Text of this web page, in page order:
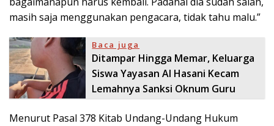
masih saja menggunakan pengacara, tidak tahu malu.”
Baca juga
Ditampar Hingga Memar, Keluarga
Siswa Yayasan Al Hasani Kecam
Lemahnya Sanksi Oknum Guru
Menurut Pasal 378 Kitab Undang-Undang Hukum